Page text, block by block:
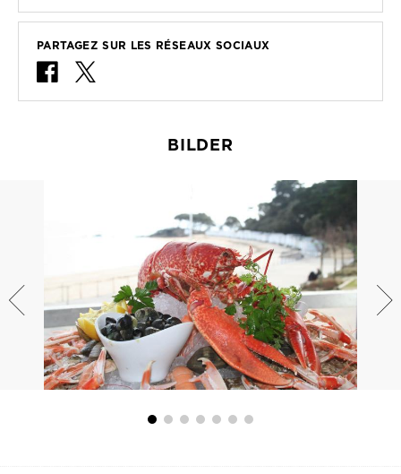
PARTAGEZ SUR LES RÉSEAUX SOCIAUX
BILDER